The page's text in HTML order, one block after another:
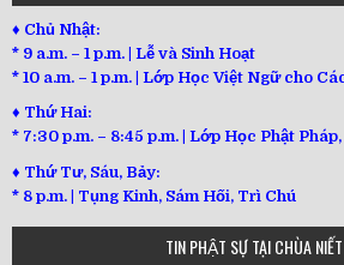
♦ Chủ Nhật:
* 9 a.m. – 1 p.m. | Lễ và Sinh Hoạt
* 10 a.m. – 1 p.m. | Lớp Học Việt Ngữ cho
♦ Thứ Hai:
* 7:30 p.m. – 8:45 p.m. | Lớp Học Phật
♦ Thứ Tư, Sáu, Bảy:
* 8 p.m. | Tụng Kinh, Sám Hối, Trì Chú
TIN PHẬT SỰ TẠI CHÙA